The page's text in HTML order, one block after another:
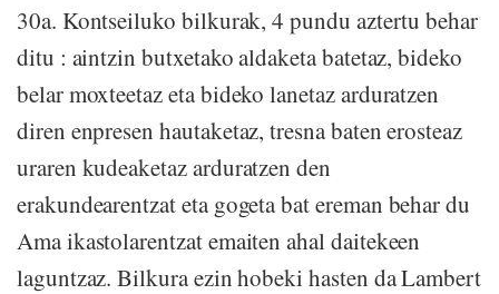
30a. Kontseiluko bilkurak, 4 pundu aztertu behar
ditu : aintzin butxetako aldaketa batetaz, bideko
belar moxteetaz eta bideko lanetaz arduratzen
diren enpresen hautaketaz, tresna baten erosteaz
uraren kudeaketaz arduratzen den
erakundearentzat eta gogeta bat ereman behar du
Ama ikastolarentzat emaiten ahal daitekeen
laguntzaz. Bilkura ezin hobeki hasten da Lambert